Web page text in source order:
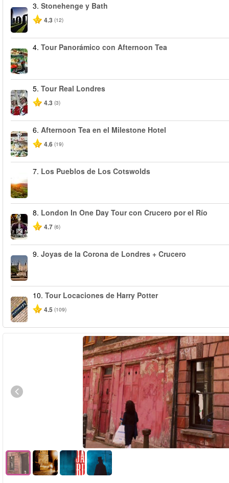
3. Stonehenge y Bath
4.3 (12)
4. Tour Panorámico con Afternoon Tea
5. Tour Real Londres
4.3 (3)
6. Afternoon Tea en el Milestone Hotel
4.6 (19)
7. Los Pueblos de Los Cotswolds
8. London In One Day Tour con Crucero por el Río
4.7 (6)
9. Joyas de la Corona de Londres + Crucero
10. Tour Locaciones de Harry Potter
4.5 (109)